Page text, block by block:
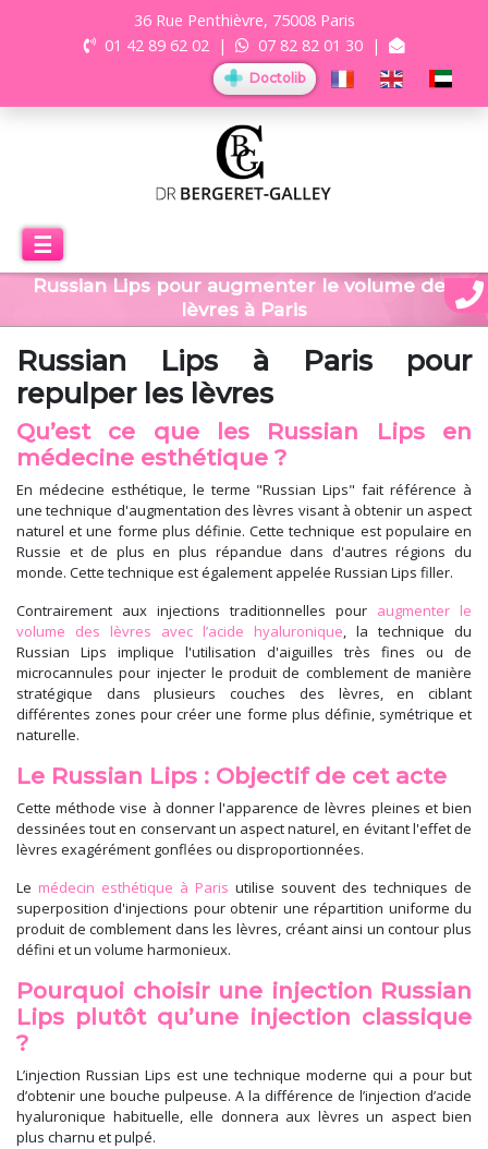
36 Rue Penthièvre, 75008 Paris
01 42 89 62 02 | 07 82 82 01 30 |
Doctolib
☰
Russian Lips pour augmenter le volume des
lèvres à Paris
Russian Lips à Paris pour
repulper les lèvres
Qu’est ce que les Russian Lips en
médecine esthétique ?
En médecine esthétique, le terme "Russian Lips" fait référence à
une technique d'augmentation des lèvres visant à obtenir un aspect
naturel et une forme plus définie. Cette technique est populaire en
Russie et de plus en plus répandue dans d'autres régions du
monde. Cette technique est également appelée Russian Lips filler.
Contrairement aux injections traditionnelles pour augmenter le
volume des lèvres avec l’acide hyaluronique, la technique du
Russian Lips implique l'utilisation d'aiguilles très fines ou de
microcannules pour injecter le produit de comblement de manière
stratégique dans plusieurs couches des lèvres, en ciblant
différentes zones pour créer une forme plus définie, symétrique et
naturelle.
Le Russian Lips : Objectif de cet acte
Cette méthode vise à donner l'apparence de lèvres pleines et bien
dessinées tout en conservant un aspect naturel, en évitant l'effet de
lèvres exagérément gonflées ou disproportionnées.
Le médecin esthétique à Paris utilise souvent des techniques de
superposition d'injections pour obtenir une répartition uniforme du
produit de comblement dans les lèvres, créant ainsi un contour plus
défini et un volume harmonieux.
Pourquoi choisir une injection Russian
Lips plutôt qu’une injection classique
?
L’injection Russian Lips est une technique moderne qui a pour but
d’obtenir une bouche pulpeuse. A la différence de l’injection d’acide
hyaluronique habituelle, elle donnera aux lèvres un aspect bien
plus charnu et pulpé.